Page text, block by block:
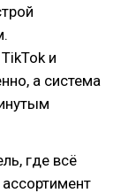
и
а система
где всё